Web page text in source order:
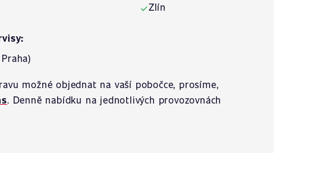
✓Zlín
možné objednat na vaší pobočce, prosíme,
. Denně nabídku na jednotlivých provozovnách